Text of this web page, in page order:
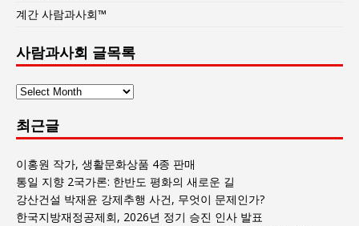
계간 사람과사회™
사람과사회 글목록
사
과
사
회
글
목
록
최근글
이홍원 작가, 생활문화상품 4종 판매
통일 지향 2국가론: 한반도 평화의 새로운 길
강산건설 박재윤 강제추행 사건, 무엇이 문제인가?
한국지방재정공제회, 2026년 정기 승진 인사 발표